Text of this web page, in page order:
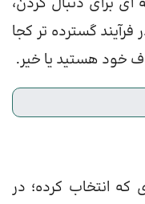
گسترده تر کجا
خود هستید یا خیر.
انتخاب کرده؛ در